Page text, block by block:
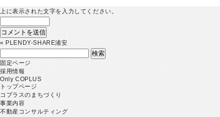
上に表示された文字を入力してください。
« PLENDY-SHARE浦安
索:
固定ページ
採用情報
Only COPLUS
トップページ
コプラスのまちづくり
事業内容
不動産コンサルティング